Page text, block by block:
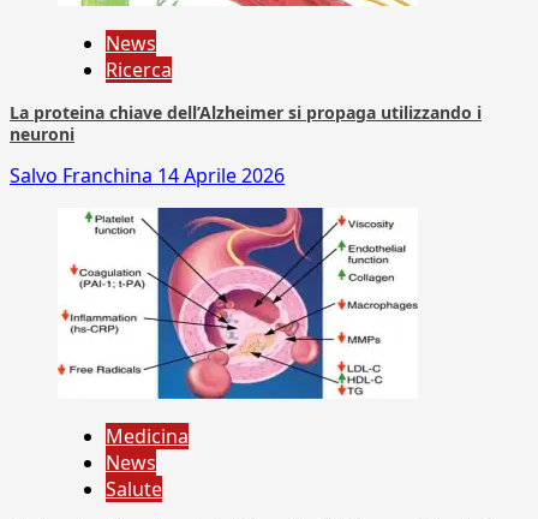
News
Ricerca
La proteina chiave dell’Alzheimer si propaga utilizzando i
neuroni
Salvo Franchina 14 Aprile 2026
Medicina
News
Salute